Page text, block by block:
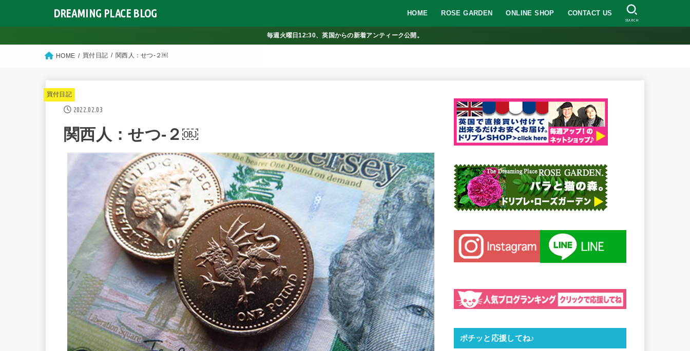
DREAMING PLACE BLOG HOME ROSE GARDEN ONLINE SHOP CONTACT US
SEARCH
毎週火曜日12:30、英国からの新着アンティーク公開。
HOME 買付日記 関西人：せつ-２￼
買付日記
2022.02.03
関西人：せつ-２￼
ポチッと応援してね♪